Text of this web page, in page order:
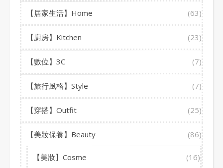
【居家生活】Home (63)
【廚房】Kitchen (23)
【數位】3C (7)
【旅行風格】Style (7)
【穿搭】Outfit (25)
【美妝保養】Beauty (86)
【美妝】Cosme (16)